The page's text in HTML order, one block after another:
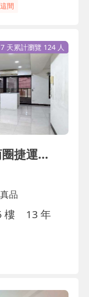
間
7 天累計瀏覽 124 人
晉選好房★巨蛋商圈捷運宅格局方正|三房+平車
品
樓 13 年